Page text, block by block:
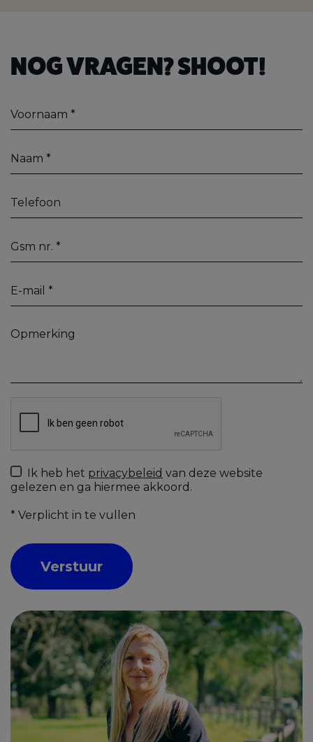
NOG VRAGEN? SHOOT!
Ik heb het privacybeleid van deze website
gelezen en ga hiermee akkoord.
* Verplicht in te vullen
Verstuur